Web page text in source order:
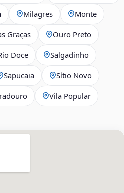
Milagres Monte
Graças Ouro Preto
Doce Salgadinho
Sapucaia Sítio Novo
Vila Popular